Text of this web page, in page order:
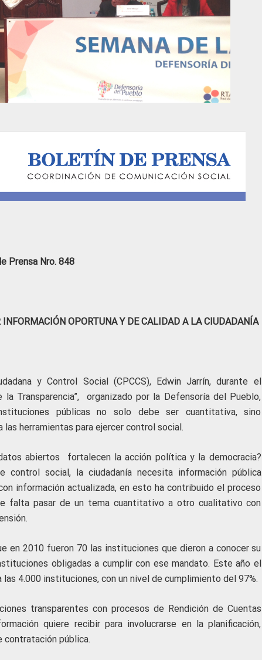
Prensa Nro. 848
OPORTUNA Y DE CALIDAD A LA CIUDADANÍA
y Control Social (CPCCS), Edwin Jarrín, durante el
Transparencia”, organizado por la Defensoría del Pueblo,
públicas no solo debe ser cuantitativa, sino
herramientas para ejercer control social.
abiertos fortalecen la acción política y la democracia?
control social, la ciudadanía necesita información pública
información actualizada, en esto ha contribuido el proceso
falta pasar de un tema cuantitativo a otro cualitativo con
en 2010 fueron 70 las instituciones que dieron a conocer su
obligadas a cumplir con ese mandato. Este año el
4.000 instituciones, con un nivel de cumplimiento del 97%.
transparentes con procesos de Rendición de Cuentas
quiere recibir para involucrarse en la planificación,
contratación pública.